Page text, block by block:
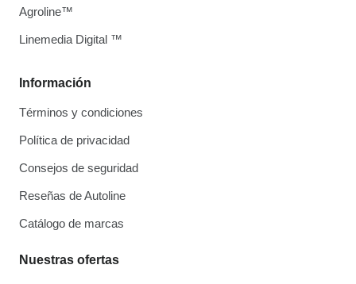
Información
Términos y condiciones
Política de privacidad
Consejos de seguridad
Reseñas de Autoline
Catálogo de marcas
Nuestras ofertas
Agroline™
Linemedia Digital ™